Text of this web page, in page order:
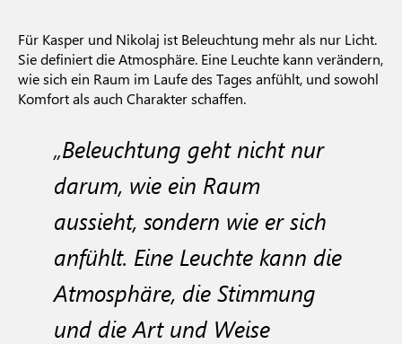
Für Kasper und Nikolaj ist Beleuchtung mehr als nur Licht.
Sie definiert die Atmosphäre. Eine Leuchte kann verändern,
wie sich ein Raum im Laufe des Tages anfühlt, und sowohl
Komfort als auch Charakter schaffen.
„Beleuchtung geht nicht nur
darum, wie ein Raum
aussieht, sondern wie er sich
anfühlt. Eine Leuchte kann die
Atmosphäre, die Stimmung
und die Art und Weise